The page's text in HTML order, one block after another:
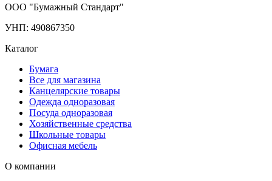
ООО "Бумажный Стандарт"
УНП: 490867350
Каталог
Бумага
Все для магазина
Канцелярские товары
Одежда одноразовая
Посуда одноразовая
Хозяйственные средства
Школьные товары
Офисная мебель
О компании